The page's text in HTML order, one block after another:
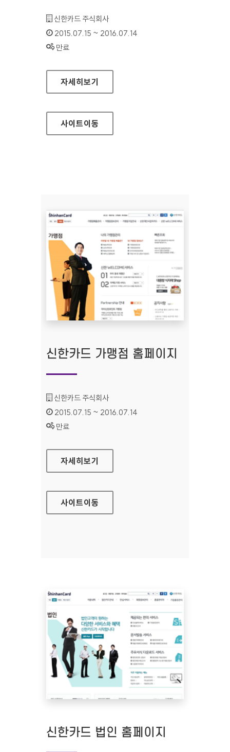
기관명 :
신한카드 주식회사
인증기간 :
2015.07.15 ~ 2016.07.14
상태 :
만료
신한카드 탑스클럽 홈페이지
자세히보기
사이트이동
신한카드 가맹점 홈페이지
기관명 :
신한카드 주식회사
인증기간 :
2015.07.15 ~ 2016.07.14
상태 :
만료
신한카드 가맹점 홈페이지
자세히보기
사이트이동
신한카드 법인 홈페이지